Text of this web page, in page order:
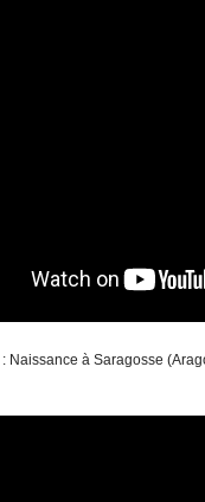
: Naissance à Saragosse